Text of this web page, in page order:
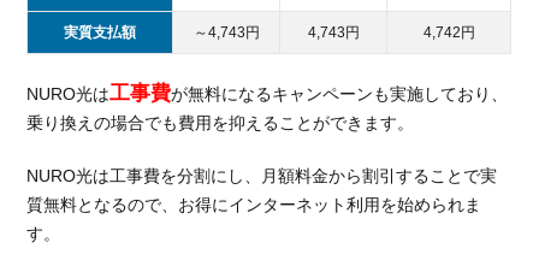
実質支払額 ～4,743円 4,743円 4,742円
NURO光は工事費が無料になるキャンペーンも実施しており、
乗り換えの場合でも費用を抑えることができます。
NURO光は工事費を分割にし、月額料金から割引することで実
質無料となるので、お得にインターネット利用を始められま
す。